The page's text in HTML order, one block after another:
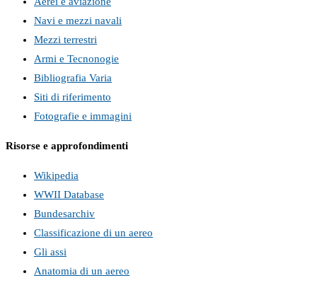
Navi e mezzi navali
Mezzi terrestri
Armi e Tecnonogie
Bibliografia Varia
Siti di riferimento
Fotografie e immagini
Risorse e approfondimenti
Wikipedia
WWII Database
Bundesarchiv
Classificazione di un aereo
Gli assi
Anatomia di un aereo